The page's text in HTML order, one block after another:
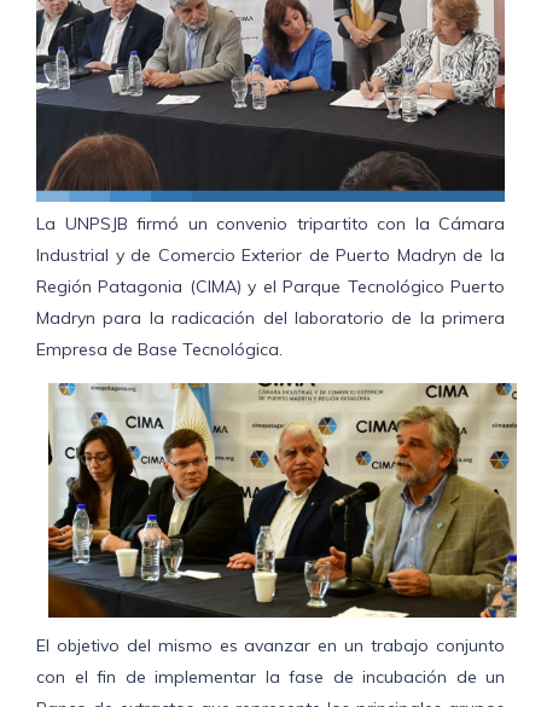
La UNPSJB firmó un convenio tripartito con la Cámara
Industrial y de Comercio Exterior de Puerto Madryn de la
Región Patagonia (CIMA) y el Parque Tecnológico Puerto
Madryn para la radicación del laboratorio de la primera
Empresa de Base Tecnológica.
El objetivo del mismo es avanzar en un trabajo conjunto
con el fin de implementar la fase de incubación de un